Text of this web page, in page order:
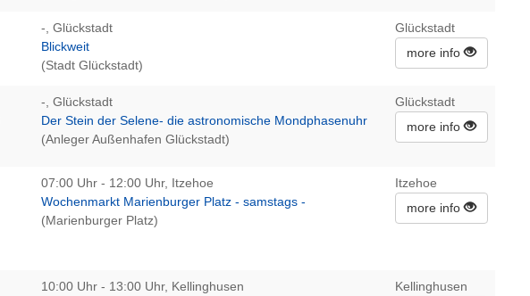
-, Glückstadt
Blickweit
(Stadt Glückstadt)
Glückstadt
more info
-, Glückstadt
Der Stein der Selene- die astronomische Mondphasenuhr
(Anleger Außenhafen Glückstadt)
Glückstadt
more info
07:00 Uhr - 12:00 Uhr, Itzehoe
Wochenmarkt Marienburger Platz - samstags -
(Marienburger Platz)
Itzehoe
more info
10:00 Uhr - 13:00 Uhr, Kellinghusen
Kellinghusen